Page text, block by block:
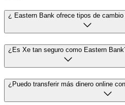
¿ Eastern Bank ofrece tipos de
¿Es Xe tan seguro como Eastern
¿Puedo transferir más dinero online